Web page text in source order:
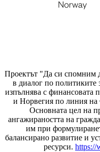
Проектът "Да си спомним
в диалог по политиките
изпълнява с финансовата
и Норвегия по линия
Основната цел на
ангажираността на
им при
балансирано развитие и
ресурси. https://